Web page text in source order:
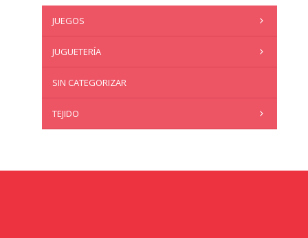
JUEGOS
JUGUETERÍA
SIN CATEGORIZAR
TEJIDO